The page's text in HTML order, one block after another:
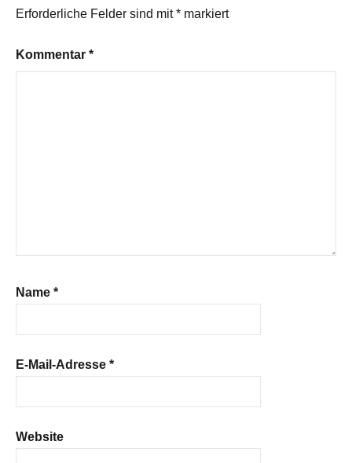
Erforderliche Felder sind mit* markiert
Kommentar *
Name *
E-Mail-Adresse *
Website